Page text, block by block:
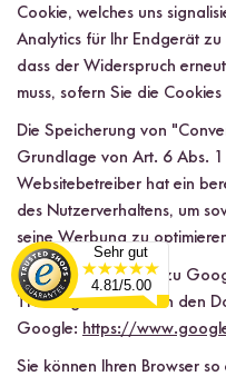
Cookie, welches uns
Analytics für Ihr Endgerät
dass der Widerspruch
muss, sofern Sie die
Die Speicherung von
Grundlage von Art. 6 Abs.
Websitebetreiber hat ein
des Nutzerverhaltens, um
seine Werbung zu
Mehr Informationen zu
Tracking finden Sie in den
Google: https://
Sie können Ihren Browser
Sehr gut
4.81/5.00